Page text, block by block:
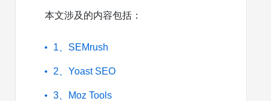
本文涉及的内容包括：
1、SEMrush
2、Yoast SEO
3、Moz Tools